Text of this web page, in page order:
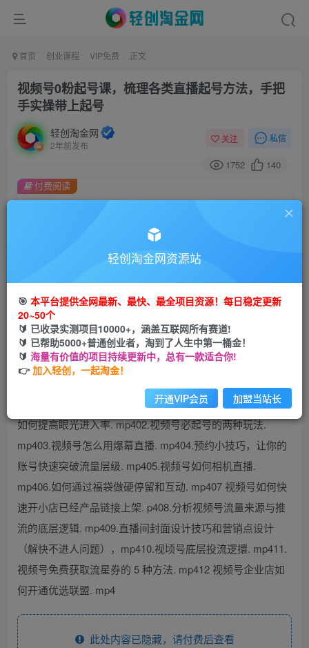
首页 创业课程 VIP免费 正文
视频号0粉起号课，梳理各类直播起号方法，手把
手实操带上起号
轻创淘金网
2年前发布
关注 私信
1752 140
金币9.9金币99
立即购买
您当前未登录！建议登陆后购买，可保存购买订单
付费阅读
课程内容：00 视频号和料系的两大核心差距. mp401.美妆场
如何提高眼光进入率. mp402.视频号必起号的两种玩法.
mp403.视频号怎么用爆幕直播. mp404.预约小技巧，让你的
账号快速突破流量层级. mp405.视频号如何相机直播.
mp406.如何通过福袋做硬停留和互动. mp407 视频号如何快
速开小店已经产品链接上架. p408.分析视频号流量来源与推
流的底层逻辑. mp409.直播间封面设计技巧和营销点设计
（解快不进人问题），mp410.视顷号底层投流逻擐. mp411.
视频号免费获取流星券的 5 种方法. mp412 视频号企业店如
何开通优选联盟. mp4
此处内容已隐藏，请付费后查看
轻创淘金网资源站
🎯 本平台提供全网最新、最快、最全项目资源！每日稳定更新
20~50个
🔰 已收录实测项目10000+，涵盖互联网所有赛道!
🔰 已帮助5000+普通创业者，淘到了人生中第一桶金！
🔰 海量有价值的项目持续更新中，总有一款适合你!
👉加入轻创，一起淘金！
开通VIP会员 加盟当站长